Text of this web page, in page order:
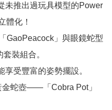
未推出過玩具模型的Power
體化！
GaoPeacock」與眼鏡蛇型
裝組合。
受豐富的姿勢擺設。
金蛇壺——「Cobra Pot」